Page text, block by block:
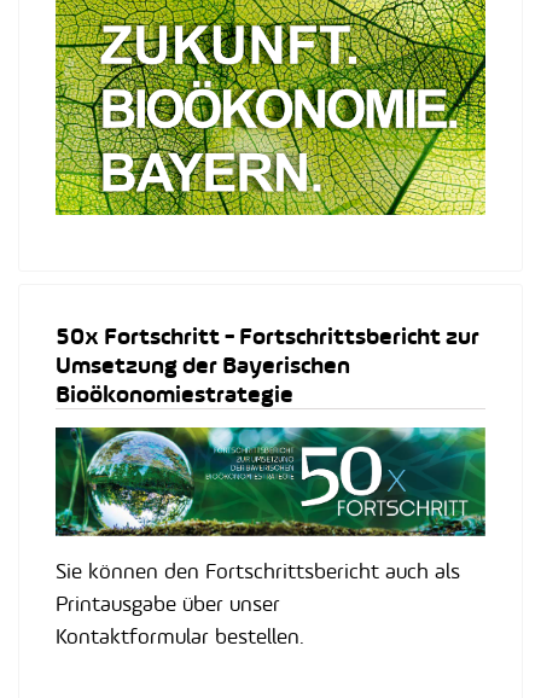
50x Fortschritt - Fortschrittsbericht zur
Umsetzung der Bayerischen
Bioökonomiestrategie
Sie können den Fortschrittsbericht auch als
Printausgabe über unser
Kontaktformular bestellen.